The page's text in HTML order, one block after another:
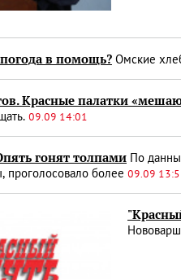
в помощь? Омские
Красные палатки
09.09 14:01
гонят толпами По
проголосовало более 09.09